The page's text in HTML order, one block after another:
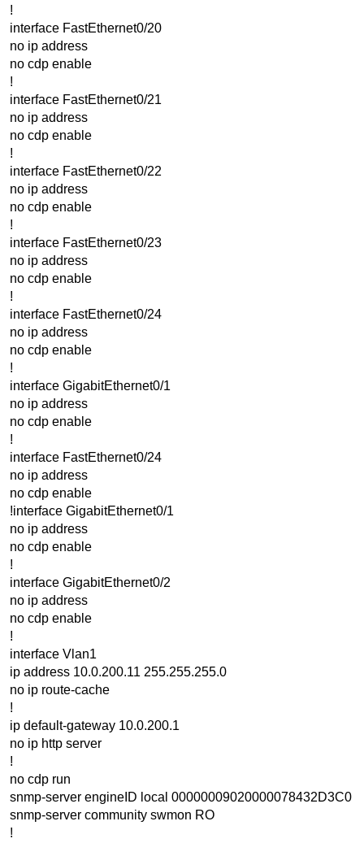
!
interface FastEthernet0/20
no ip address
no cdp enable
!
interface FastEthernet0/21
no ip address
no cdp enable
!
interface FastEthernet0/22
no ip address
no cdp enable
!
interface FastEthernet0/23
no ip address
no cdp enable
!
interface FastEthernet0/24
no ip address
no cdp enable
!
interface GigabitEthernet0/1
no ip address
no cdp enable
!
interface FastEthernet0/24
no ip address
no cdp enable
!interface GigabitEthernet0/1
no ip address
no cdp enable
!
interface GigabitEthernet0/2
no ip address
no cdp enable
!
interface Vlan1
ip address 10.0.200.11 255.255.255.0
no ip route-cache
!
ip default-gateway 10.0.200.1
no ip http server
!
no cdp run
snmp-server engineID local 00000009020000078432D3C0
snmp-server community swmon RO
!